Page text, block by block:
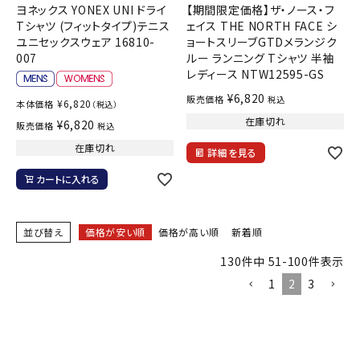
ヨネックス YONEX UNI ドライ
Tシャツ (フィットタイプ)テニス
ユニセックスウェア 16810-
007
本体価格 ¥6,820 （税込）
販売価格 ¥6,820 税込
在庫切れ
カートに入れる
【期間限定価格】ザ・ノース・フ
ェイス THE NORTH FACE シ
ョートスリーブGTDメランジク
ルー ランニング Tシャツ 半袖
レディース NTW12595-GS
販売価格 ¥6,820 税込
在庫切れ
詳細を見る
並び替え 価格が安い順 価格が高い順 新着順
130件中 51 -100件表示
1
2 3